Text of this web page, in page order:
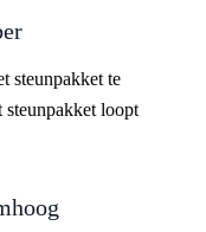
steunpakket te
steunpakket loopt